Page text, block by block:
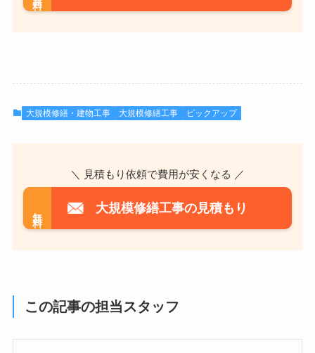
大規模修繕・建物工事 大規模修繕工事 ピックアップ
＼ 見積もり依頼で費用が安くなる ／
大規模修繕工事の見積もり
この記事の担当スタッフ